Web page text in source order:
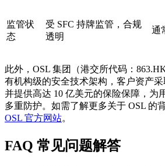
监管状
态
受 SFC 持牌监管，合规
透明
通
此外，OSL 集团（港交所代码：
有机构级的安全技术架构，客户资产采
并提供高达 10 亿美元的保险保障，为
多重防护。如需了解更多关于 OSL 的
OSL 官方网站。
FAQ 常见问题解答